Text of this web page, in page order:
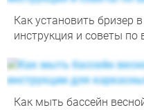
Как установить бризер
инструкция и советы по
Как мыть бассейн